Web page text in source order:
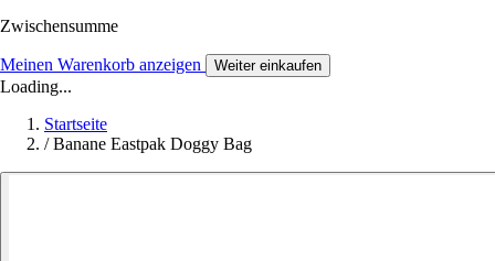
Zwischensumme
Meinen Warenkorb anzeigen Weiter einkaufen
Loading...
Startseite
/ Banane Eastpak Doggy Bag